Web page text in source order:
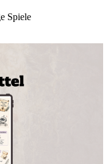
Spiele